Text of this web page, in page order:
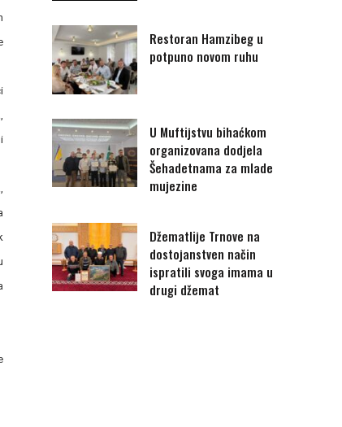
Restoran Hamzibeg u
potpuno novom ruhu
U Muftijstvu bihaćkom
organizovana dodjela
Šehadetnama za mlade
mujezine
Džematlije Trnove na
dostojanstven način
ispratili svoga imama u
drugi džemat